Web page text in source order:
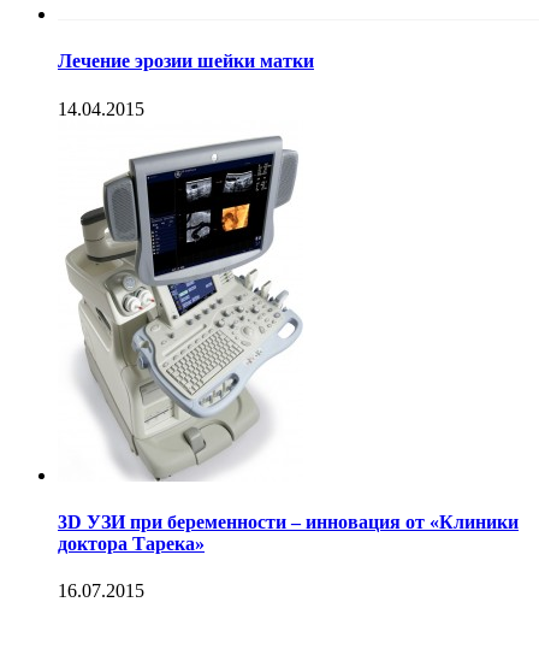
Лечение эрозии шейки матки
14.04.2015
3D УЗИ при беременности – инновация от «Клиники
доктора Тарека»
16.07.2015